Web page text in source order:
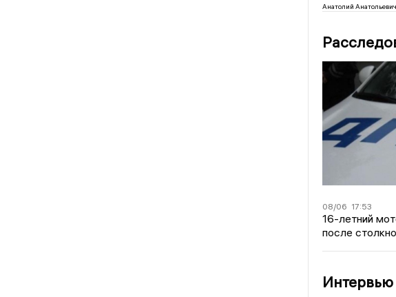
Анатолий Анатольевич
08/06 17:53
16-летний
после
Интервью